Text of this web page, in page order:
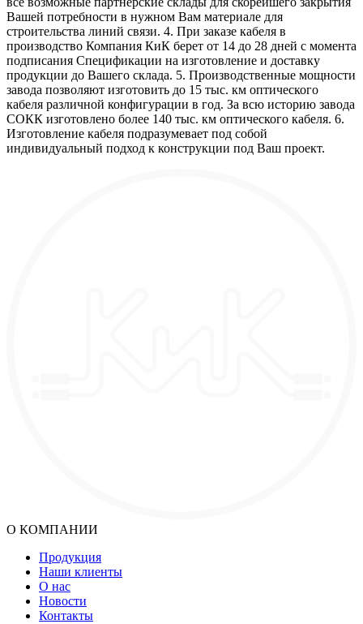
Вашей потребности в нужном Вам материале для
строительства линий связи. 4. При заказе кабеля в
производство Компания КиК берет от 14 до 28 дней с момента
подписания Спецификации на изготовление и доставку
продукции до Вашего склада. 5. Производственные мощности
завода позволяют изготовить до 15 тыс. км оптического
кабеля различной конфигурации в год. За всю историю завода
СОКК изготовлено более 140 тыс. км оптического кабеля. 6.
Изготовление кабеля подразумевает под собой
индивидуальный подход к конструкции под Ваш проект.
О КОМПАНИИ
Продукция
Наши клиенты
О нас
Новости
Контакты